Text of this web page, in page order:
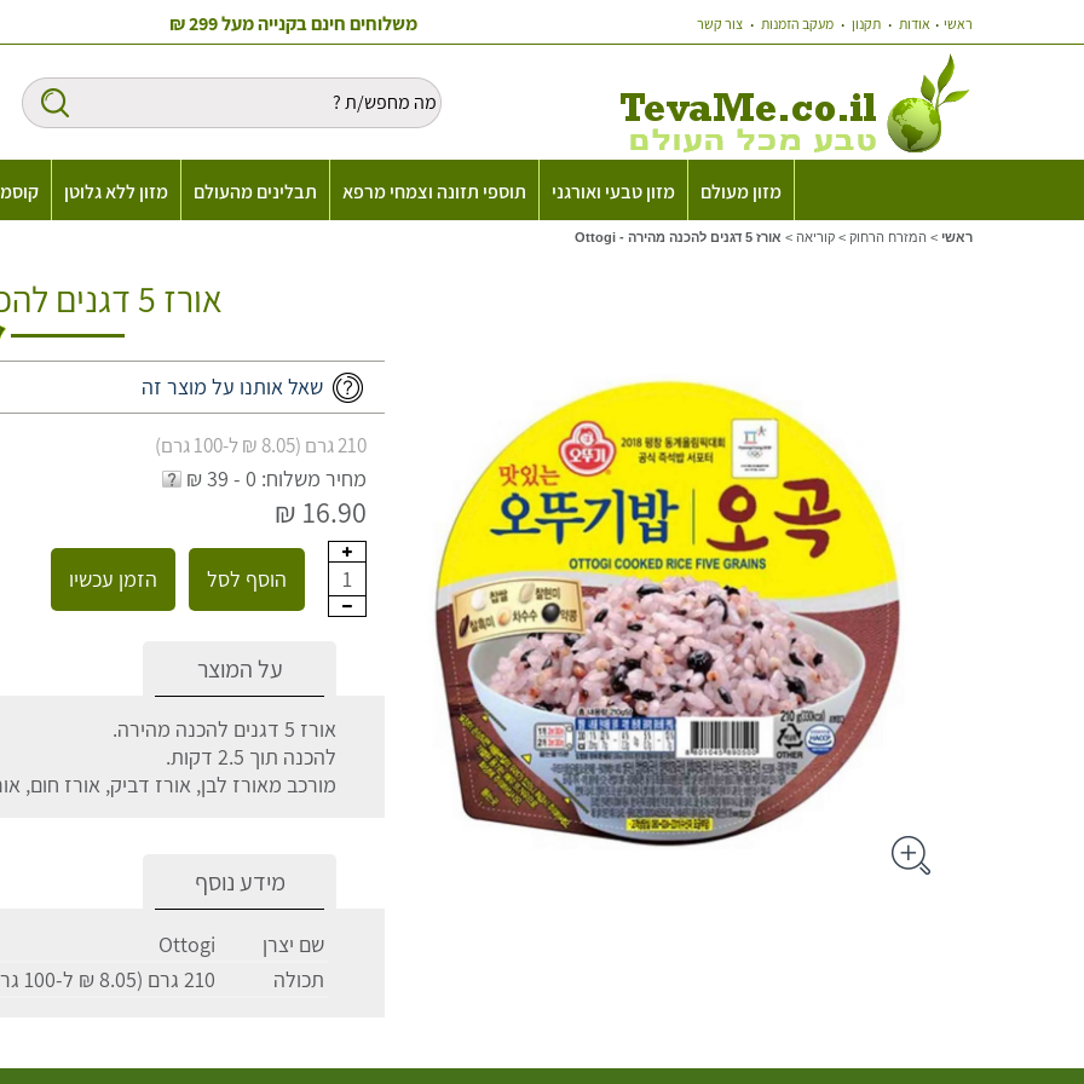
ראשי אודות תקנון מעקב הזמנות צור קשר משלוחים חינם בקנייה מעל 299 ₪
מזון מעולם מזון טבעי ואורגני תוספי תזונה וצמחי מרפא תבלינים מהעולם מזון ללא גלוטן
ראשי > המזרח הרחוק > קוריאה > אורז 5 דגנים להכנה מהירה - Ottogi
אורז 5 דגנים להכנה מהירה - Ottogi
שאל אותנו על מוצר זה
210 גרם (8.05 ₪ ל-100 גרם)
מחיר משלוח: 0 - 39 ₪
16.90 ₪
1 הוסף לסל הזמן עכשיו
על המוצר
אורז 5 דגנים להכנה מהירה.
להכנה תוך 2.5 דקות.
מורכב מאורז לבן, אורז דביק, אורז חום,
מידע נוסף
שם יצרן
Ottogi
תכולה
210 גרם (8.05 ₪ ל-100 גרם)